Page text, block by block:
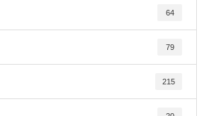
64
79
215